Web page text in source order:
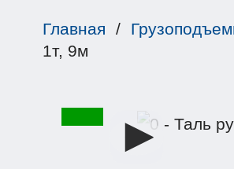
Главная /
1т, 9м